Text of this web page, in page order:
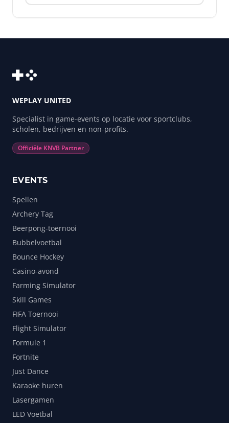
WEPLAY UNITED
Specialist in game-events op locatie voor sportclubs,
scholen, bedrijven en non-profits.
Officiële KNVB Partner
EVENTS
Spellen
Archery Tag
Beerpong-toernooi
Bubbelvoetbal
Bounce Hockey
Casino-avond
Farming Simulator
Skill Games
FIFA Toernooi
Flight Simulator
Formule 1
Fortnite
Just Dance
Karaoke huren
Lasergamen
LED Voetbal